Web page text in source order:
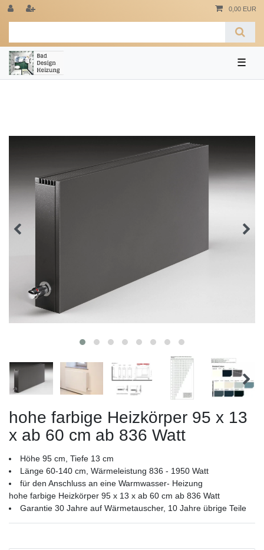
0,00 EUR
☰
hohe farbige Heizkörper 95 x 13
x ab 60 cm ab 836 Watt
Höhe 95 cm, Tiefe 13 cm
Länge 60-140 cm, Wärmeleistung 836 - 1950 Watt
für den Anschluss an eine Warmwasser- Heizung
hohe farbige Heizkörper 95 x 13 x ab 60 cm ab 836 Watt
Garantie 30 Jahre auf Wärmetauscher, 10 Jahre übrige Teile